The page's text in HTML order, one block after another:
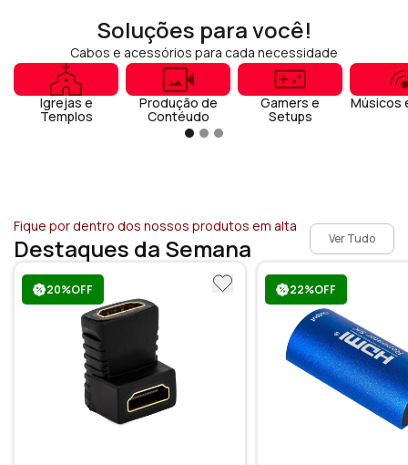
Soluções para você!
Cabos e acessórios para cada necessidade
Igrejas e
Templos
Produção de
Contéudo
Gamers e
Setups
Músicos
Fique por dentro dos nossos produtos em alta
Destaques da Semana Ver Tudo
20%OFF 22%OFF